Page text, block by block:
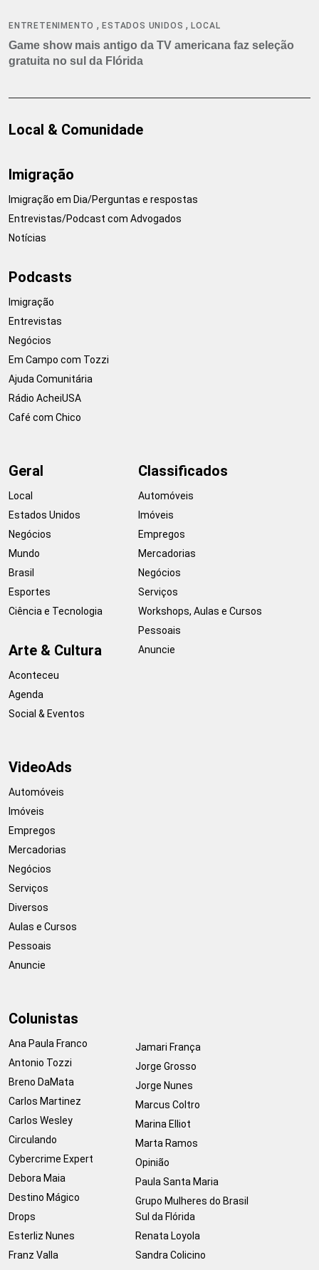
ENTRETENIMENTO ,ESTADOS UNIDOS ,LOCAL
Game show mais antigo da TV americana faz seleção
gratuita no sul da Flórida
Local & Comunidade
Imigração
Imigração em Dia/Perguntas e respostas
Entrevistas/Podcast com Advogados
Notícias
Podcasts
Imigração
Entrevistas
Negócios
Em Campo com Tozzi
Ajuda Comunitária
Rádio AcheiUSA
Café com Chico
Geral
Local
Estados Unidos
Negócios
Mundo
Brasil
Esportes
Ciência e Tecnologia
Arte & Cultura
Aconteceu
Agenda
Social & Eventos
Classificados
Automóveis
Imóveis
Empregos
Mercadorias
Negócios
Serviços
Workshops, Aulas e Cursos
Pessoais
Anuncie
VideoAds
Automóveis
Imóveis
Empregos
Mercadorias
Negócios
Serviços
Diversos
Aulas e Cursos
Pessoais
Anuncie
Colunistas
Ana Paula Franco
Antonio Tozzi
Breno DaMata
Carlos Martinez
Carlos Wesley
Circulando
Cybercrime Expert
Debora Maia
Destino Mágico
Drops
Esterliz Nunes
Franz Valla
Jamari França
Jorge Grosso
Jorge Nunes
Marcus Coltro
Marina Elliot
Marta Ramos
Opinião
Paula Santa Maria
Grupo Mulheres do Brasil
Sul da Flórida
Renata Loyola
Sandra Colicino